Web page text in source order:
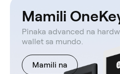
Mamili
Pinaka advanced na
wallet sa mundo.
Mamili na